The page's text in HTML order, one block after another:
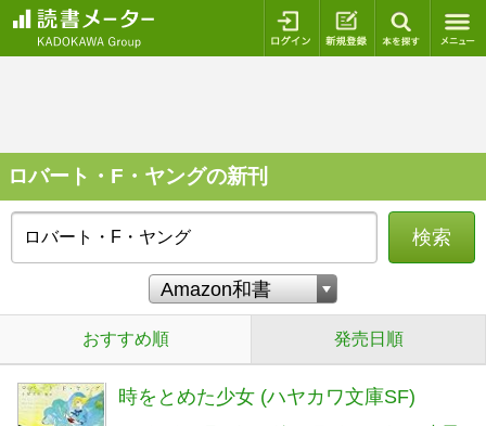
ログイン 新規登録
ロバート・F・ヤングの新刊
検索
おすすめ順 発売日順
時をとめた少女 (ハヤカワ文庫SF)